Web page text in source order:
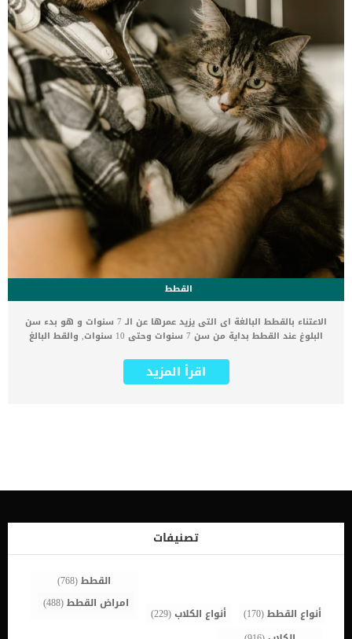
بتر (إزالة جراحية) بسبب عدوى أو سرطان […]
القطط
الاعتناء بالقطط البالغة اى التى يزيد عمرها عن الـ 7 سنوات و هو بدء سن
البلوغ عند القطط بداية من سن 7 سنوات وحتى 10 سنوات, والقط البالغ
تكتشف الامراض والاصابات وتتم معالجتها قبل الوصول لمرحلة الخطر.
مثل الاختباء التفاعلات مع جميع أفراد الأسرة ما هي الامراض الشائعة عند
عند القطط البالغة وجود ثقوب فى اسنان القطة وهو ما يعرف بارتشاف
القطط البالغين. اقرأ ايضا: رد المفصل المخلوع بدون جراحة عند القطط
اقرأ المزيد
تصنيفات
أنواع القطط(170) أنواع الكلاب(229)
القطط(768)
امراض القطط(488)